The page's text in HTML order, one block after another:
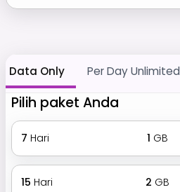
Data Only Per Day Unlimited
Pilih paket Anda
7 Hari 1 GB
15 Hari 2 GB